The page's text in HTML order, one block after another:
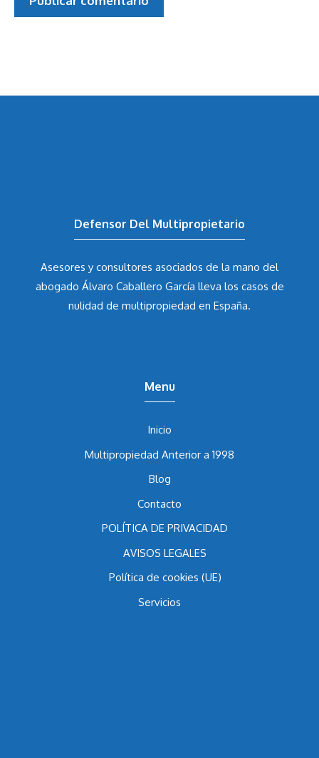
Defensor Del Multipropietario
Asesores y consultores asociados de la mano del
abogado Álvaro Caballero García lleva los casos de
nulidad de multipropiedad en España.
Menu
Inicio
Multipropiedad Anterior a 1998
Blog
Contacto
POLÍTICA DE PRIVACIDAD
AVISOS LEGALES
Política de cookies (UE)
Servicios